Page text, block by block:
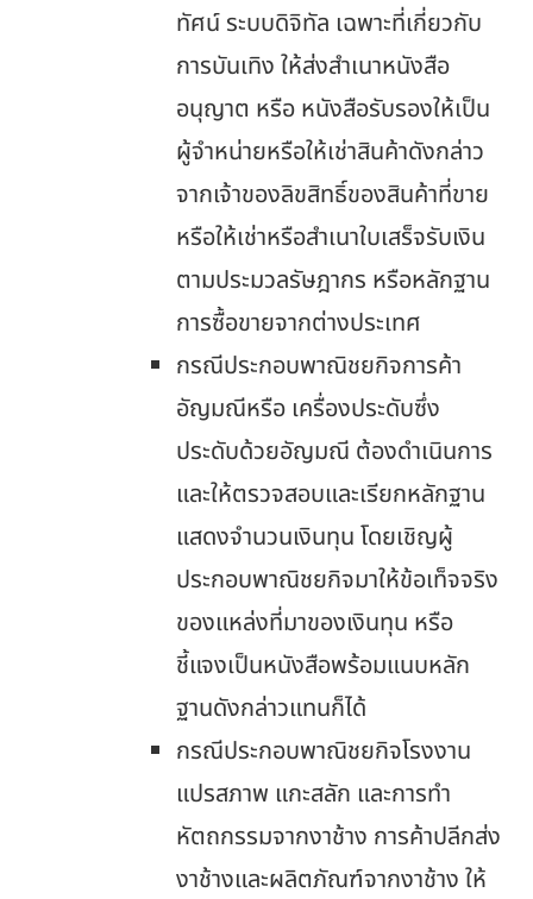
ทัศน์ ระบบดิจิทัล เฉพาะที่เกี่ยวกับ
การบันเทิง ให้ส่งสำเนาหนังสือ
อนุญาต หรือ หนังสือรับรองให้เป็น
ผู้จำหน่ายหรือให้เช่าสินค้าดังกล่าว
จากเจ้าของลิขสิทธิ์ของสินค้าที่ขาย
หรือให้เช่าหรือสำเนาใบเสร็จรับเงิน
ตามประมวลรัษฎากร หรือหลักฐาน
การซื้อขายจากต่างประเทศ
กรณีประกอบพาณิชยกิจการค้า
อัญมณีหรือ เครื่องประดับซึ่ง
ประดับด้วยอัญมณี ต้องดำเนินการ
และให้ตรวจสอบและเรียกหลักฐาน
แสดงจำนวนเงินทุน โดยเชิญผู้
ประกอบพาณิชยกิจมาให้ข้อเท็จจริง
ของแหล่งที่มาของเงินทุน หรือ
ชี้แจงเป็นหนังสือพร้อมแนบหลัก
ฐานดังกล่าวแทนก็ได้
กรณีประกอบพาณิชยกิจโรงงาน
แปรสภาพ แกะสลัก และการทำ
หัตถกรรมจากงาช้าง การค้าปลีกส่ง
งาช้างและผลิตภัณฑ์จากงาช้าง ให้